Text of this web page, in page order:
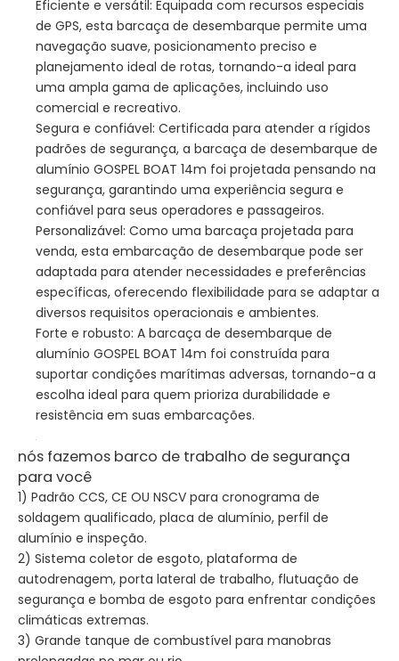
Eficiente e versátil: Equipada com recursos especiais
de GPS, esta barcaça de desembarque permite uma
navegação suave, posicionamento preciso e
planejamento ideal de rotas, tornando-a ideal para
uma ampla gama de aplicações, incluindo uso
comercial e recreativo.
Segura e confiável: Certificada para atender a rígidos
padrões de segurança, a barcaça de desembarque de
alumínio GOSPEL BOAT 14m foi projetada pensando na
segurança, garantindo uma experiência segura e
confiável para seus operadores e passageiros.
Personalizável: Como uma barcaça projetada para
venda, esta embarcação de desembarque pode ser
adaptada para atender necessidades e preferências
específicas, oferecendo flexibilidade para se adaptar a
diversos requisitos operacionais e ambientes.
Forte e robusto: A barcaça de desembarque de
alumínio GOSPEL BOAT 14m foi construída para
suportar condições marítimas adversas, tornando-a a
escolha ideal para quem prioriza durabilidade e
resistência em suas embarcações.
nós fazemos barco de trabalho de segurança
para você
1) Padrão CCS, CE OU NSCV para cronograma de
soldagem qualificado, placa de alumínio, perfil de
alumínio e inspeção.
2) Sistema coletor de esgoto, plataforma de
autodrenagem, porta lateral de trabalho, flutuação de
segurança e bomba de esgoto para enfrentar condições
climáticas extremas.
3) Grande tanque de combustível para manobras